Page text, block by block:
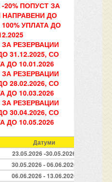
-20% ПОПУСТ ЗА
НАПРАВЕНИ ДО
100% УПЛАТА ДО
ЗА РЕЗЕРВАЦИИ
31.12.2025, СО
ДО 10.01.2026
ЗА РЕЗЕРВАЦИИ
28.02.2026, СО
ДО 10.03.2026
ЗА РЕЗЕРВАЦИИ
30.04.2026, СО
ДО 10.05.2026
Датуми
23.05.2026 -30.05.2026
30.05.2026 - 06.06.2026
06.06.2026 - 13.06.2026